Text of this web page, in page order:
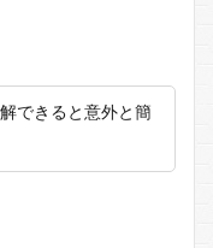
できると意外と簡